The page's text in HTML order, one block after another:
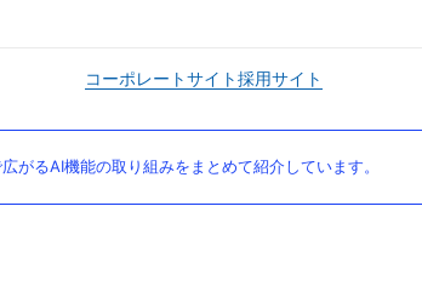
コーポレートサイト採用サイト
がるAI機能の取り組みをまとめて紹介しています。